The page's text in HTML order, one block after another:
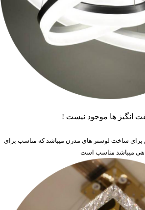
انگیز ها موجود نیست !
برای ساخت لوستر های مدرن میباشد که مناسب برای
دهی میباشد مناسب است